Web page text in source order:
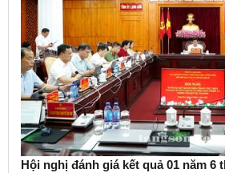
Hội nghị đánh giá kết quả 01 năm 6